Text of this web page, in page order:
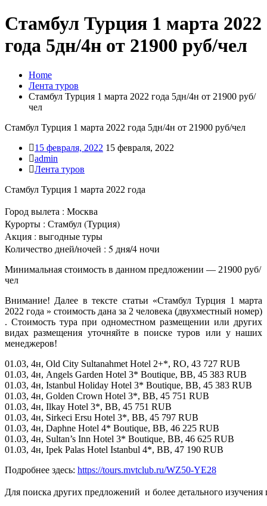
Стамбул Турция 1 марта 2022
года 5дн/4н от 21900 руб/чел
Home
Лента туров
Стамбул Турция 1 марта 2022 года 5дн/4н от 21900 руб/
чел
Стамбул Турция 1 марта 2022 года 5дн/4н от 21900 руб/чел
15 февраля, 2022 15 февраля, 2022
admin
Лента туров
Стамбул Турция 1 марта 2022 года
Город вылета : Москва
Курорты : Стамбул (Турция)
Акция : выгодные туры
Количество дней/ночей : 5 дня/4 ночи
Минимальная стоимость в данном предложении — 21900 руб/
чел
Внимание! Далее в тексте статьи «Стамбул Турция 1 марта
2022 года » стоимость дана за 2 человека (двухместный номер)
. Стоимость тура при одноместном размещении или других
видах размещения уточняйте в поиске туров или у наших
менеджеров!
01.03, 4н, Old City Sultanahmet Hotel 2+*, RO, 43 727 RUB
01.03, 4н, Angels Garden Hotel 3* Boutique, BB, 45 383 RUB
01.03, 4н, Istanbul Holiday Hotel 3* Boutique, BB, 45 383 RUB
01.03, 4н, Golden Crown Hotel 3*, BB, 45 751 RUB
01.03, 4н, Ilkay Hotel 3*, BB, 45 751 RUB
01.03, 4н, Sirkeci Ersu Hotel 3*, BB, 45 797 RUB
01.03, 4н, Daphne Hotel 4* Boutique, BB, 46 225 RUB
01.03, 4н, Sultan’s Inn Hotel 3* Boutique, BB, 46 625 RUB
01.03, 4н, Ipek Palas Hotel Istanbul 4*, BB, 47 190 RUB
Подробнее здесь: https://tours.mvtclub.ru/WZ50-YE28
Для поиска других предложений  и более детального